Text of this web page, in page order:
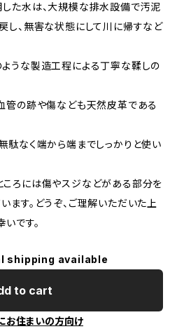
した水は、大規模な排水設備で汚泥
し、無害な状態にして川に帰すなど
うな製造工程による丁寧な鞣しの
管の跡や傷なども天然皮革である
駄なく端から端までしっかりと使い
ころには傷やスジなどがある部分を
ます。どうぞ、ご理解いただいた上
です。
shipping available
to cart
お住まいの方向け